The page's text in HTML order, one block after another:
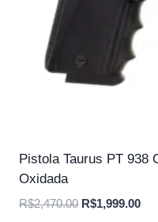
Pistola Taurus PT 938
Oxidada
R$2,470.00 O
R$1,999.00O